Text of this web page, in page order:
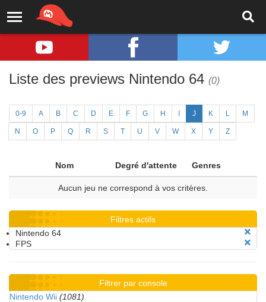
Liste des previews Nintendo 64 (0)
0-9 A B C D E F G H J K L M
N O P Q R S T U V W X Y Z
Nom Degré d'attente Genres
Aucun jeu ne correspond à vos critères.
Filtres actifs
Nintendo 64
FPS
Filtrer par console
Nintendo Wii (1081)